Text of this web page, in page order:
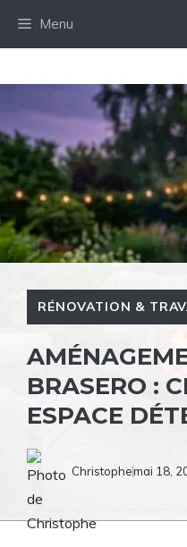
Menu
RÉNOVATION &
BRASERO :
ESPACE
Christophemai 18,